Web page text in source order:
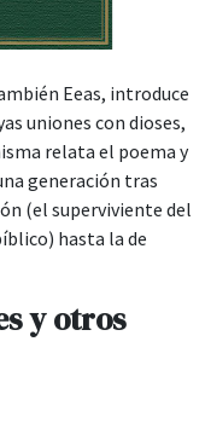
Eeas, introduce
uniones con dioses,
relata el poema y
generación tras
(el superviviente del
hasta la de
y otros